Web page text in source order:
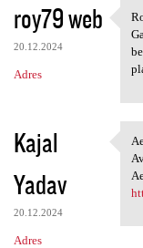
roy79 web
20.12.2024
Adres
Kajal
Yadav
20.12.2024
Adres